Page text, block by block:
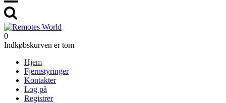
0
Indkøbskurven er tom
Hjem
Fjernstyringer
Kontakter
Log på
Registrer